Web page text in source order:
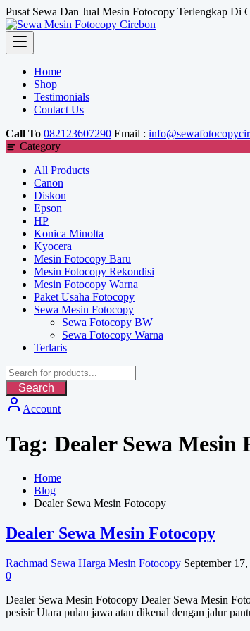
Skip
to
content
Pusat Sewa Dan Jual Mesin Fotocopy Terlengkap Di
Home
Shop
Testimonials
Contact Us
Call To 082123607290 Email :
Category
All Products
Canon
Diskon
Epson
HP
Konica Minolta
Kyocera
Mesin Fotocopy Baru
Mesin Fotocopy Rekondisi
Mesin Fotocopy Warna
Paket Usaha Fotocopy
Sewa Mesin Fotocopy
Sewa Fotocopy BW
Sewa Fotocopy Warna
Terlaris
Search
Account
Tag: Dealer Sewa Mesin
Home
Blog
Dealer Sewa Mesin Fotocopy
Dealer Sewa Mesin Fotocopy
Rachmad Sewa Harga Mesin Fotocopy September
0
Dealer Sewa Mesin Fotocopy Dealer Sewa Mesin
pesisir Utara pulau jawa atau dikenal dengan jalur